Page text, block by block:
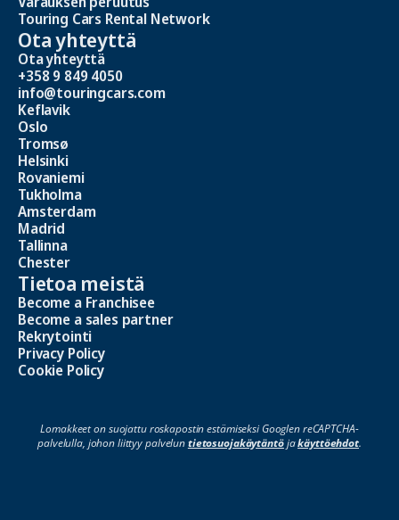
Touring Cars Rental Network
Ota yhteyttä
Ota yhteyttä
+358 9 849 4050
info@touringcars.com
Keflavik
Oslo
Tromsø
Helsinki
Rovaniemi
Tukholma
Amsterdam
Madrid
Tallinna
Chester
Tietoa meistä
Become a Franchisee
Become a sales partner
Rekrytointi
Privacy Policy
Cookie Policy
Lomakkeet on suojattu roskapostin estämiseksi Googlen reCAPTCHA-
palvelulla, johon liittyy palveluntietosuojakäytäntöjakäyttöehdot.